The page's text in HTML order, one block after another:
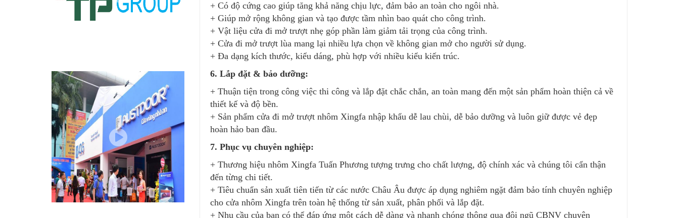
+ Có độ cứng cao giúp tăng khả năng chịu lực, đảm bảo an toàn cho ngôi nhà.
+ Giúp mở rộng không gian và tạo được tầm nhìn bao quát cho công trình.
+ Vật liệu cửa đi mở trượt nhẹ góp phần làm giảm tải trọng của công trình.
+ Cửa đi mở trượt lùa mang lại nhiều lựa chọn về không gian mở cho người sử dụng.
+ Đa dạng kích thước, kiểu dáng, phù hợp với nhiều kiểu kiến trúc.
6. Lắp đặt & bảo dưỡng:
+ Thuận tiện trong công việc thi công và lắp đặt chắc chắn, an toàn mang đến một sản phẩm hoàn thiện cả về
thiết kế và độ bền.
+ Sản phẩm cửa đi mở trượt nhôm Xingfa nhập khẩu dễ lau chùi, dễ bảo dưỡng và luôn giữ được vẻ đẹp
hoàn hảo ban đầu.
7. Phục vụ chuyên nghiệp:
+ Thương hiệu nhôm Xingfa Tuấn Phương tượng trưng cho chất lượng, độ chính xác và chúng tôi cẩn thận
đến từng chi tiết.
+ Tiêu chuẩn sản xuất tiên tiến từ các nước Châu Âu được áp dụng nghiêm ngặt đảm bảo tính chuyên nghiệp
cho cửa nhôm Xingfa trên toàn hệ thống từ sản xuất, phân phối và lắp đặt.
+ Nhu cầu của bạn có thể đáp ứng một cách dễ dàng và nhanh chóng thông qua đội ngũ CBNV chuyên